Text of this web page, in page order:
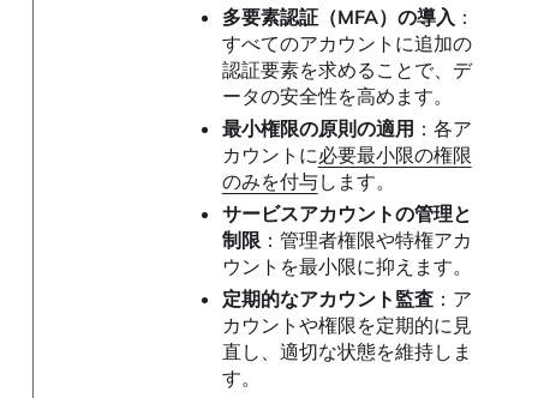
多要素認証（MFA）の導入 ：
すべてのアカウントに追加の
認証要素を求めることで、デ
ータの安全性を高めます。
最小権限の原則の適用 ：各ア
カウントに必要最小限の権限
のみを付与します。
サービスアカウントの管理と
制限 ：管理者権限や特権アカ
ウントを最小限に抑えます。
定期的なアカウント監査：ア
カウントや権限を定期的に見
直し、適切な状態を維持しま
す。